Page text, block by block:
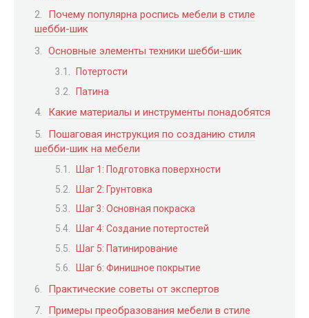
Почему популярна роспись мебели в стиле
шебби-шик
Основные элементы техники шебби-шик
Потертости
Патина
Какие материалы и инструменты понадобятся
Пошаговая инструкция по созданию стиля
шебби-шик на мебели
Шаг 1: Подготовка поверхности
Шаг 2: Грунтовка
Шаг 3: Основная покраска
Шаг 4: Создание потертостей
Шаг 5: Патинирование
Шаг 6: Финишное покрытие
Практические советы от экспертов
Примеры преобразования мебели в стиле